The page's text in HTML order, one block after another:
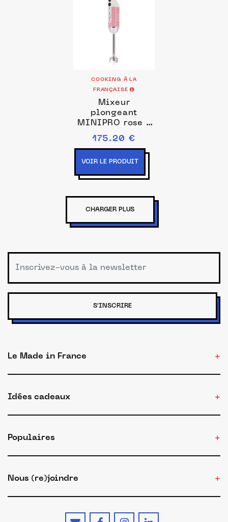
COOKING À LA
FRANÇAISE
Mixeur
plongeant
MINIPRO rose /
blanc Prise de
courant EU
175.20 €
VOIR LE PRODUIT
CHARGER PLUS
S'INSCRIRE
Le Made in France
Idées cadeaux
Populaires
Nous (re)joindre